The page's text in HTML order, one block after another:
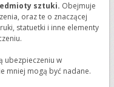
sztuki. Obejmuje
oraz te o znaczącej
statuetki i inne elementy
ubezpieczeniu w
mniej mogą być nadane.